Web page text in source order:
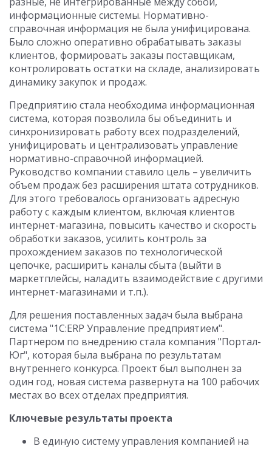
информационные системы. Нормативно-
справочная информация не была унифицирована.
Было сложно оперативно обрабатывать заказы
клиентов, формировать заказы поставщикам,
контролировать остатки на складе, анализировать
динамику закупок и продаж.
Предприятию стала необходима информационная
система, которая позволила бы объединить и
синхронизировать работу всех подразделений,
унифицировать и централизовать управление
нормативно-справочной информацией.
Руководство компании ставило цель – увеличить
объем продаж без расширения штата сотрудников.
Для этого требовалось организовать адресную
работу с каждым клиентом, включая клиентов
интернет-магазина, повысить качество и скорость
обработки заказов, усилить контроль за
прохождением заказов по технологической
цепочке, расширить каналы сбыта (выйти в
маркетплейсы, наладить взаимодействие с другими
интернет-магазинами и т.п.).
Для решения поставленных задач была выбрана
система "1С:ERP Управление предприятием".
Партнером по внедрению стала компания "Портал-
Юг", которая была выбрана по результатам
внутреннего конкурса. Проект был выполнен за
один год, новая система развернута на 100 рабочих
местах во всех отделах предприятия.
Ключевые результаты проекта
В единую систему управления компанией на